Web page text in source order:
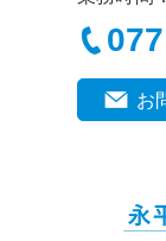
お